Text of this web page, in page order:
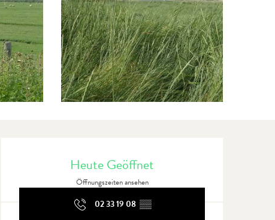
Öffnungszeiten &
Heute Geöffnet
Öffnungszeiten ansehen
02 33 19 08 ▒▒